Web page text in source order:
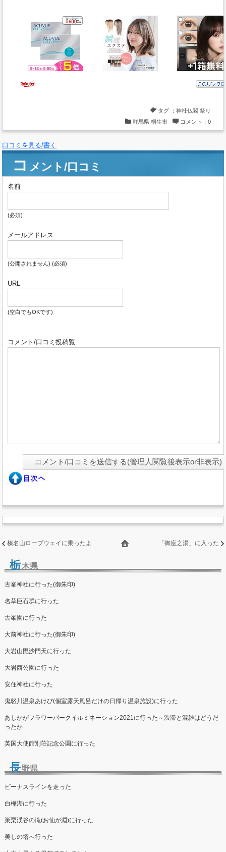
タグ ： 神社仏閣 祭り
群馬県 桐生市 コメント：0
口コミを見る/書く
コメント/口コミ
名前
(必須)
メールアドレス
(公開されません) (必須)
URL
(空白でもOKです)
コメント/口コミ投稿覧
榛名山ロープウェイに乗ったよ 「御座之湯」に入った
栃木県
古峯神社に行った(御朱印)
名草巨石群に行った
古峯園に行った
大前神社に行った(御朱印)
大岩山毘沙門天に行った
大岩西公園に行った
安住神社に行った
鬼怒川温泉あけび(個室露天風呂だけの日帰り温泉施設)に行った
あしかがフラワーパークイルミネーション2021に行った～渋滞と混雑はどうだ
ったか
英国大使館別荘記念公園に行った
長野県
ビーナスラインを走った
白樺湖に行った
巣栗渓谷の滝(お仙が淵)に行った
美しの塔へ行った